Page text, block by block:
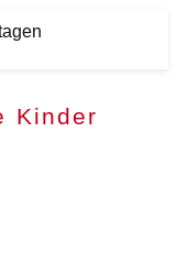
Kinder